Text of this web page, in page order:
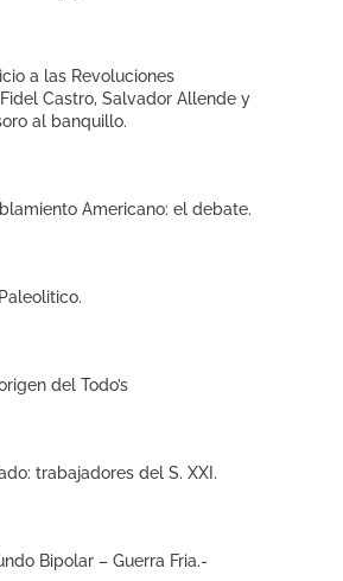
a las Revoluciones
Castro, Salvador Allende y
al banquillo.
Americano: el debate.
del Todo’s
trabajadores del S. XXI.
Bipolar – Guerra Fria.-